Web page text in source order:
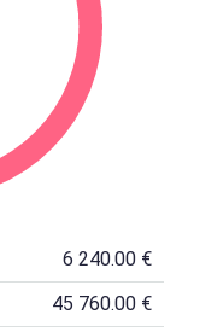
6 240.00 €
45 760.00 €